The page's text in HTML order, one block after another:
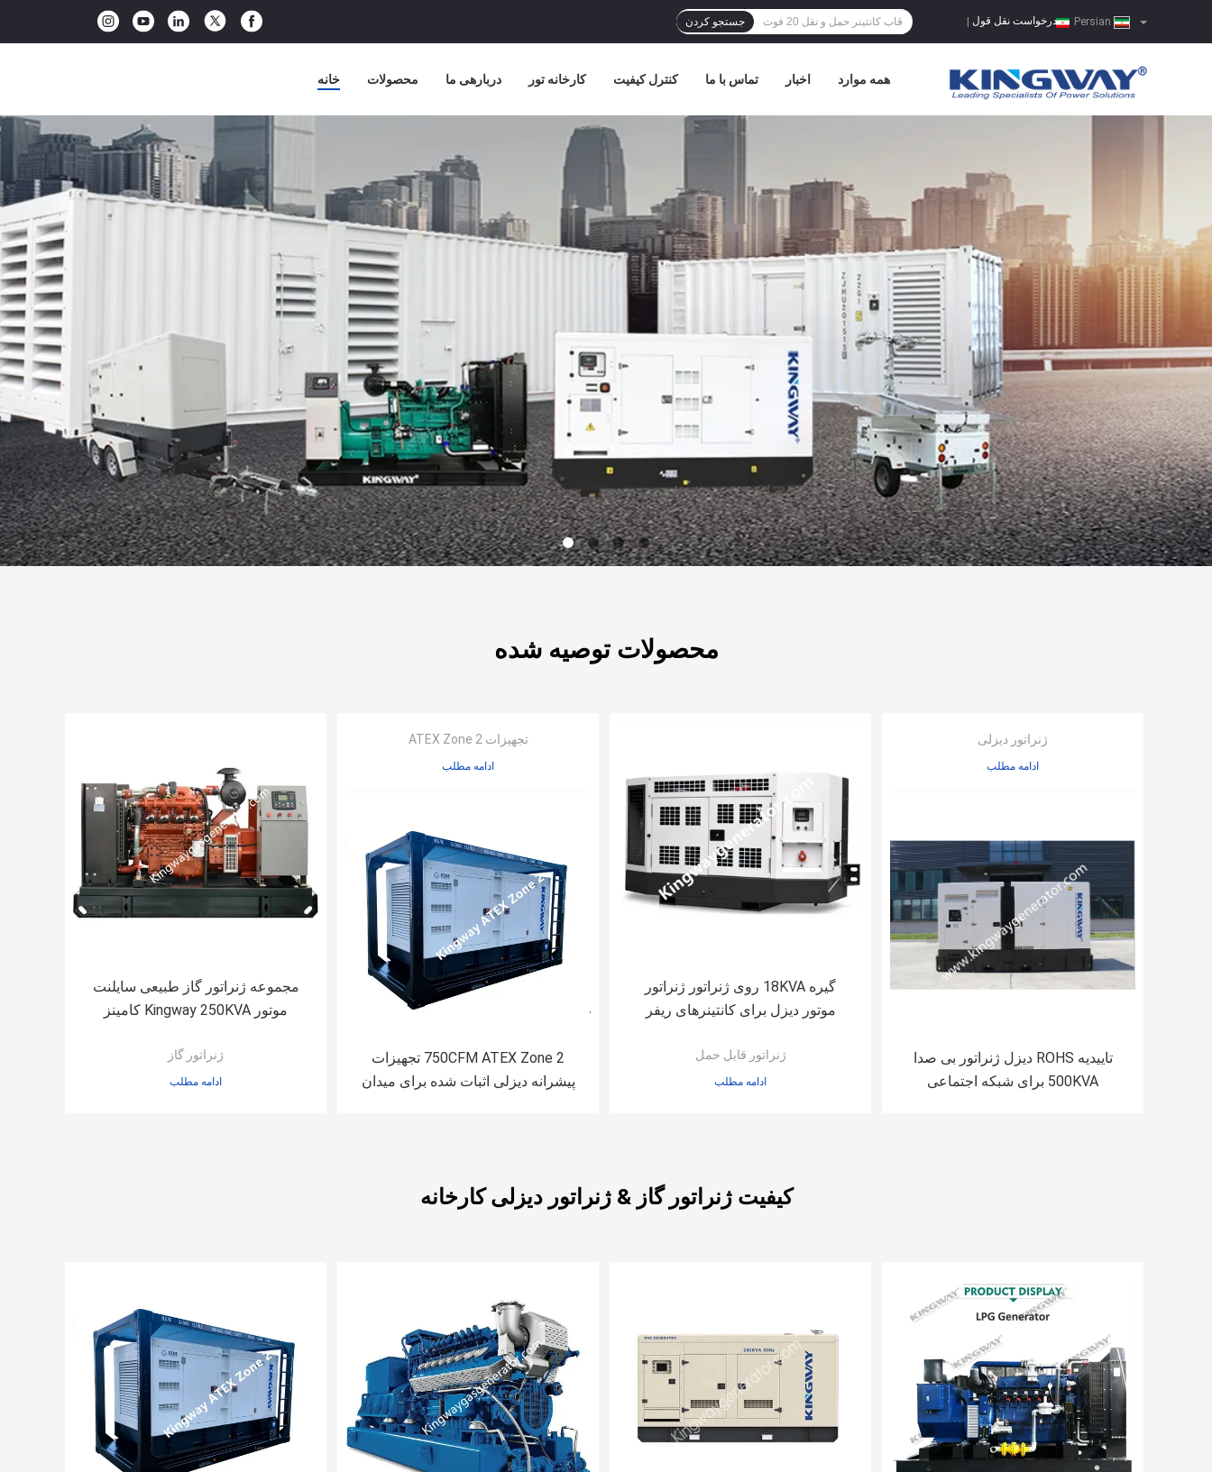
درخواست نقل قول جستجو کردن
خانه محصولات دربارهی ما کارخانه تور کنترل کیفیت تماس با ما اخبار همه موارد
محصولات توصیه شده
مجموعه ژنراتور گاز طبیعی سایلنت
موتور Kingway 250KVA کامینز
ژنراتور گاز
ادامه مطلب
تجهیزات ATEX Zone 2
ادامه مطلب
750CFM ATEX Zone 2 تجهیزات
پیشرانه دیزلی اثبات شده برای میدان
گیره 18KVA روی ژنراتور ژنراتور
موتور دیزل برای کانتینرهای ریفر
ژنراتور قابل حمل
ادامه مطلب
ژنراتور دیزلی
ادامه مطلب
تاییدیه ROHS دیزل ژنراتور بی صدا
500KVA برای شبکه اجتماعی
کیفیت ژنراتور گاز & ژنراتور دیزلی کارخانه